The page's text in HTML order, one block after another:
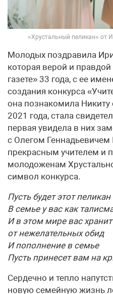
«Хрустальный пеликан» от
Молодых поздравила
которая верой и
газете» 33 года, с ее
создания конкурса
она познакомила Никиту
2021 года, стала
первая увидела в них
с Олегом
прекрасным учителем и
молодоженам
символ конкурса.
Пусть будет этот пеликан
В семье у вас как
И в этом мире вас хранит
от нежелательных обид
И пополнение в семье
Пусть принесет вам на
Сердечно и тепло
новую семейную жизнь